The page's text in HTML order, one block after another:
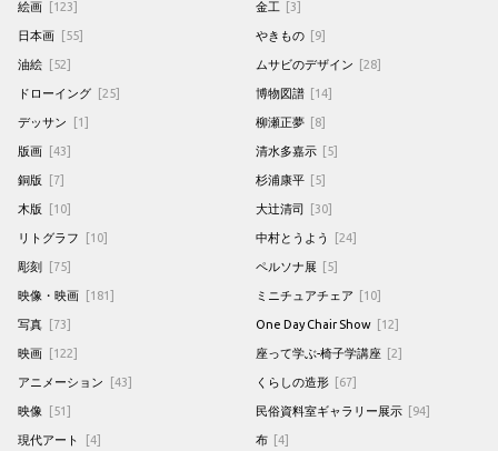
絵画 [123]
日本画 [55]
油絵 [52]
ドローイング [25]
デッサン [1]
版画 [43]
銅版 [7]
木版 [10]
リトグラフ [10]
彫刻 [75]
映像・映画 [181]
写真 [73]
映画 [122]
アニメーション [43]
映像 [51]
現代アート [4]
金工 [3]
やきもの [9]
ムサビのデザイン [28]
博物図譜 [14]
柳瀬正夢 [8]
清水多嘉示 [5]
杉浦康平 [5]
大辻清司 [30]
中村とうよう [24]
ペルソナ展 [5]
ミニチュアチェア [10]
One Day Chair Show [12]
座って学ぶ-椅子学講座 [2]
くらしの造形 [67]
民俗資料室ギャラリー展示 [94]
布 [4]